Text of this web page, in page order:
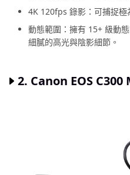
4K 120fps 錄影：可捕捉極
動態範圍：擁有 15+ 級動
細膩的高光與陰影細節。
2. Canon EOS